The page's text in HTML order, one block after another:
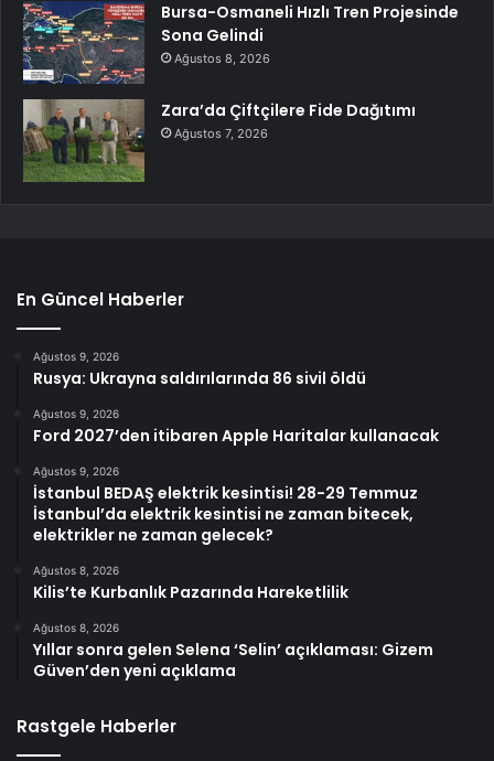
Bursa-Osmaneli Hızlı Tren Projesinde
Sona Gelindi
Ağustos 8, 2026
Zara’da Çiftçilere Fide Dağıtımı
Ağustos 7, 2026
En Güncel Haberler
Ağustos 9, 2026
Rusya: Ukrayna saldırılarında 86 sivil öldü
Ağustos 9, 2026
Ford 2027’den itibaren Apple Haritalar kullanacak
Ağustos 9, 2026
İstanbul BEDAŞ elektrik kesintisi! 28-29 Temmuz
İstanbul’da elektrik kesintisi ne zaman bitecek,
elektrikler ne zaman gelecek?
Ağustos 8, 2026
Kilis’te Kurbanlık Pazarında Hareketlilik
Ağustos 8, 2026
Yıllar sonra gelen Selena ‘Selin’ açıklaması: Gizem
Güven’den yeni açıklama
Rastgele Haberler